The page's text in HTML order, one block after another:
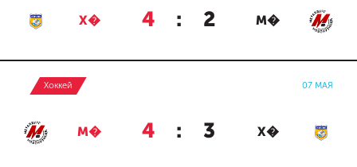
Х� 4 : 2 М�
Хоккей 07 МАЯ
М� 4 : 3 Х�